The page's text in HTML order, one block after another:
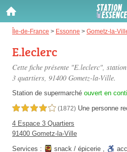
Île-de-France > Essonne > Gometz-la-
E.leclerc
Cette fiche présente "E.leclerc",
3 quartiers, 91400 Gometz-la-Ville.
Station de supermarché ouvert en
4,0 étoiles sur 5 (1872) Une personne
4 Espace 3 Quartiers
91400 Gometz-la-Ville
Services :
snack / épicerie ,
Gazole :
Disponible
SP 98 :
Disponible
SP 95 :
Disponible